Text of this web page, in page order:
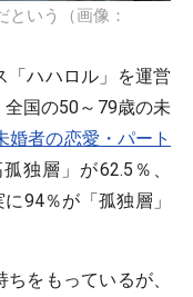
いう（画像：
「ハハロル」を運営
国の50～79歳の未
婚者の恋愛・パート
独層」が62.5％、
94％が「孤独層」
をもっているが、